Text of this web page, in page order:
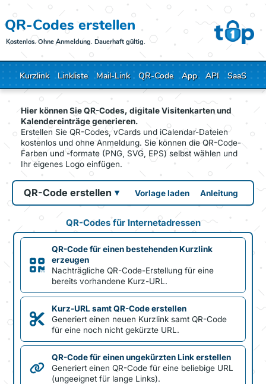
QR-Codes erstellen
Kostenlos. Ohne Anmeldung. Dauerhaft gültig.
Kurzlink Linkliste Mail-Link QR-Code App API SaaS
Hier können Sie QR-Codes, digitale Visitenkarten und
Kalendereinträge generieren.
Erstellen Sie QR-Codes, vCards und iCalendar-Dateien
kostenlos und ohne Anmeldung. Sie können die QR-Code-
Farben und -formate (PNG, SVG, EPS) selbst wählen und
Ihr eigenes Logo einfügen.
QR-Code erstellen ▾ Vorlage laden Anleitung
QR-Codes für Internetadressen
QR-Code für einen bestehenden Kurzlink
erzeugen
Nachträgliche QR-Code-Erstellung für eine
bereits vorhandene Kurz-URL.
Kurz-URL samt QR-Code erstellen
Generiert einen neuen Kurzlink samt QR-Code
für eine noch nicht gekürzte URL.
QR-Code für einen ungekürzten Link erstellen
Generiert einen QR-Code für eine beliebige URL
(ungeeignet für lange Links).